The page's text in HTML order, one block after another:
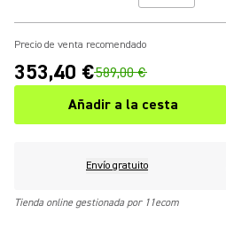
Precio de venta recomendado
353,40 €589,00 €
Añadir a la cesta
Envío gratuito
Tienda online gestionada por 11ecom